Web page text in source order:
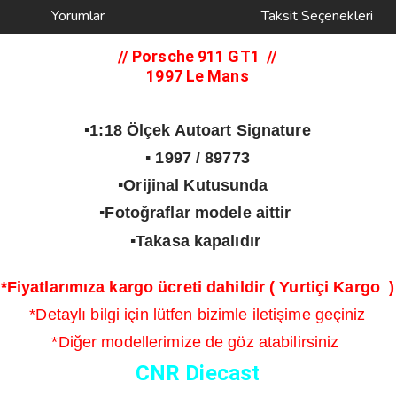
Yorumlar Taksit Seçenekleri
// Porsche 911 GT1 //
1997 Le Mans
▪️1:18 Ölçek Autoart Signature
▪️ 1997 / 89773
▪️Orijinal Kutusunda
▪️Fotoğraflar modele aittir
▪️Takasa kapalıdır
*Fiyatlarımıza kargo ücreti dahildir ( Yurtiçi Kargo )
*Detaylı bilgi için lütfen bizimle iletişime geçiniz
*Diğer modellerimize de göz atabilirsiniz
CNR Diecast